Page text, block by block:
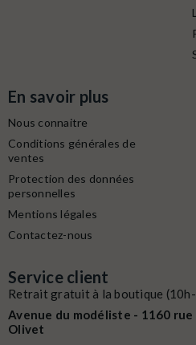
En savoir plus
Nous connaitre
Conditions générales de
ventes
Protection des données
personnelles
Mentions légales
Contactez-nous
Service client
Retrait gratuit à la boutique
Avenue du modéliste - 1160
Olivet